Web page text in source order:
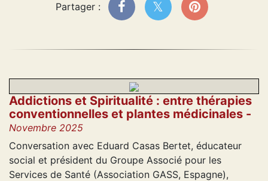
Partager :
Addictions et Spiritualité : entre thérapies
conventionnelles et plantes médicinales -
Novembre 2025
Conversation avec Eduard Casas Bertet, éducateur
social et président du Groupe Associé pour les
Services de Santé (Association GASS, Espagne),